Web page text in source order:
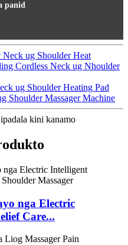
panid
ug Shoulder Heat
Cordless Neck ug Nhoulder
ug Shoulder Heating Pad
Shoulder Massager Machine
kini kanamo
nga Electric
Care...